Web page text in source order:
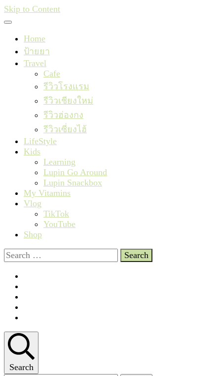
Skip to Content
Home
ป้ายยา
Travel
Cafe
รีวิวโรงแรม
รีวิวเชียงใหม่
รีวิวฮ่องกง
รีวิวเซี่ยงไฮ้
LifeStyle
Kids
Learning
Lupin Go Around
Lupin Snackbox
My Vitamins
Vlog
TikTok
YouTube
Shop
Search
for:
Search